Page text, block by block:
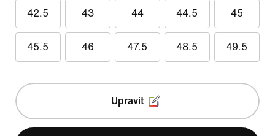
42.5 43 44 44.5 45
45.5 46 47.5 48.5 49.5
Upravit